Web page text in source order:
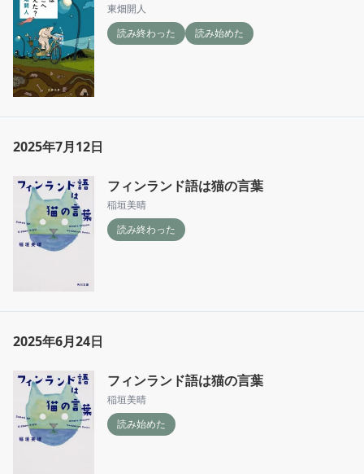
東畑開人
読み終わった
読み始めた
2025年7月12日
フィンランド語は猫の言葉
稲垣美晴
読み終わった
2025年6月24日
フィンランド語は猫の言葉
稲垣美晴
読み始めた